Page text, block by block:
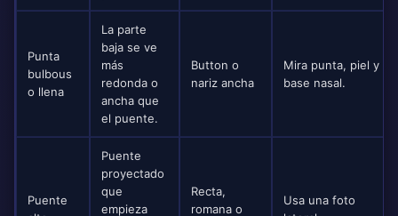
Punta
bulbous
o llena
La parte
baja se ve
más
redonda o
ancha que
el puente.
Button o
nariz ancha
Mira punta, piel y
base nasal.
Puente
Puente
proyectado
que
empieza
Recta,
romana o
Usa una foto